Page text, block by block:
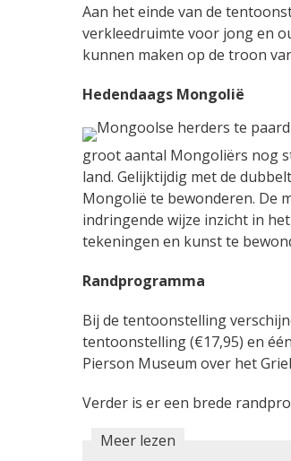
Aan het einde van de
verkleedruimte voor jong en
kunnen maken op de troon
Hedendaags Mongolië
groot aantal Mongoliërs nog
land. Gelijktijdig met de
Mongolië te bewonderen. De
indringende wijze inzicht in
tekeningen en kunst te
Randprogramma
Bij de tentoonstelling
tentoonstelling (€17,95) en
Pierson Museum over het
Verder is er een brede
Meer lezen